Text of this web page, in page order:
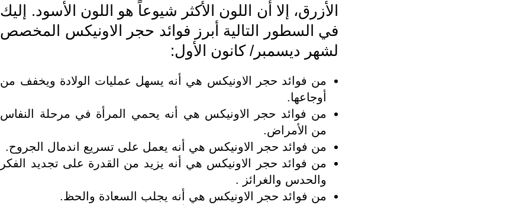
الأزرق، إلا أن اللون الأكثر شيوعاً هو اللون الأسود. إليك
في السطور التالية أبرز فوائد حجر الاونيكس المخصص
لشهر ديسمبر/ كانون الأول:
من فوائد حجر الاونيكس هي أنه يسهل عمليات الولادة ويخفف من
أوجاعها.
من فوائد حجر الاونيكس هي أنه يحمي المرأة في مرحلة النفاس
من الأمراض.
من فوائد حجر الاونيكس هي أنه يعمل على تسريع اندمال الجروح.
من فوائد حجر الاونيكس هي أنه يزيد من القدرة على تجديد الفكر
والحدس والغرائز .
من فوائد حجر الاونيكس هي أنه يجلب السعادة والحظ.